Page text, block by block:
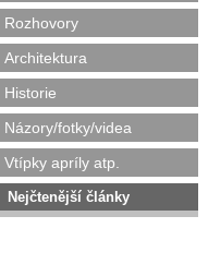
Rozhovory
Architektura
Historie
Názory/fotky/videa
Vtípky apríly atp.
Nejčtenější články